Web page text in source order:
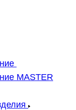
MASTER